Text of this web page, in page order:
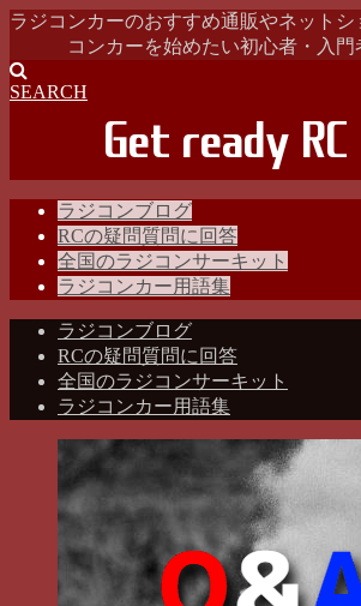
ラジコンカーのおすすめ通販やネット
コンカーを始めたい初心者・入門
SEARCH
ラジコンブログ
RCの疑問質問に回答
全国のラジコンサーキット
ラジコンカー用語集
ラジコンブログ
RCの疑問質問に回答
全国のラジコンサーキット
ラジコンカー用語集